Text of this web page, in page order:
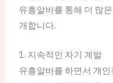
유흥알바를 통해 더 많
개합니다.
1. 지속적인 자기 계발
유흥알바를 하면서 개